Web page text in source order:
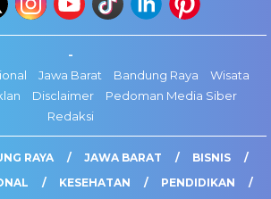
-
Jawa Barat Bandung Raya
Wisata
Disclaimer
Pedoman Media Siber
Redaksi
RAYA JAWA BARAT
BISNIS
KESEHATAN
PENDIDIKAN